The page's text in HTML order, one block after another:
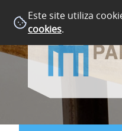
Este site utiliza
cookies.